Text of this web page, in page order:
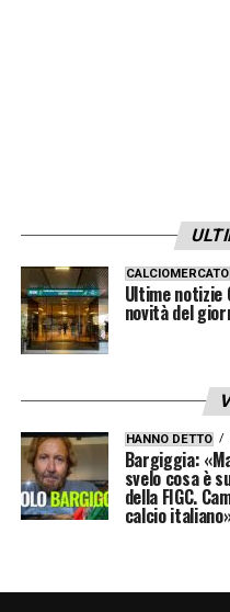
CALCIOMERCATO
Ultime
novità del
HANNO DETTO
Bargiggia:
svelo cosa è
della FIGC.
calcio italiano»